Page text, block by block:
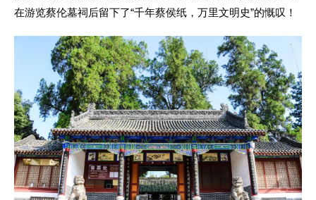
在游览蔡伦墓祠后留下了“千年蔡侯纸，万里文明史”的慨叹！